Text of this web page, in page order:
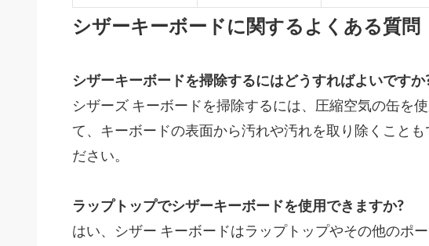
シザーキーボードに関するよくある質問
シザーキーボードを掃除するにはどうすればよいですか
シザーズ キーボードを掃除するには、圧縮空気の缶を
て、キーボードの表面から汚れや汚れを取り除くこと
ださい。
ラップトップでシザーキーボードを使用できますか?
はい、シザー キーボードはラップトップやその他のポ